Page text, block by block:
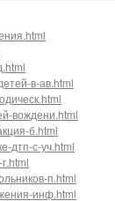
в-ав.html
вождени.html
б.html
дтп-с-уч.html
п.html
инф.html